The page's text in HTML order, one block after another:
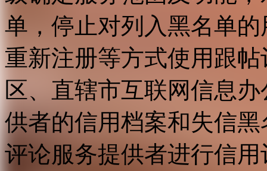
单，停止对列入黑名单
重新注册等方式使用跟
区、直辖市互联网信息
供者的信用档案和失信
评论服务提供者进行信用